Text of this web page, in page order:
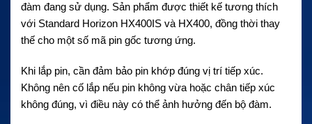
đàm đang sử dụng. Sản phẩm được thiết kế tương thích
với Standard Horizon HX400IS và HX400, đồng thời thay
thế cho một số mã pin gốc tương ứng.
Khi lắp pin, cần đảm bảo pin khớp đúng vị trí tiếp xúc.
Không nên cố lắp nếu pin không vừa hoặc chân tiếp xúc
không đúng, vì điều này có thể ảnh hưởng đến bộ đàm.